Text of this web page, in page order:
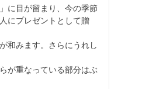
に目が留まり、今の季節
にプレゼントとして贈
和みます。さらにうれし
が重なっている部分はぶ